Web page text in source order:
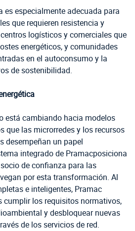
es especialmente adecuada para
que requieren resistencia y
logísticos y comerciales que
energéticos, y comunidades
en el autoconsumo y la
de sostenibilidad.
está cambiando hacia modelos
que las microrredes y los recursos
desempeñan un papel
integrado de Pramacposiciona
de confianza para las
por esta transformación. Al
e inteligentes, Pramac
cumplir los requisitos normativos,
y desbloquear nuevas
de los servicios de red.